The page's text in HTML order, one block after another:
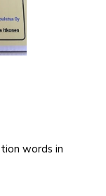
words in